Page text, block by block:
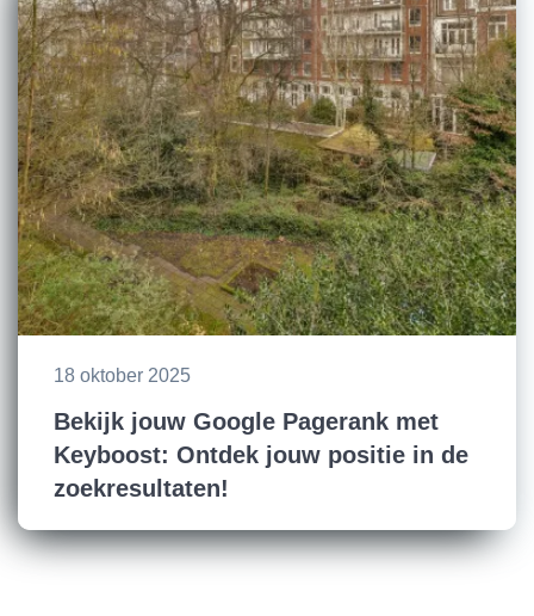
18 oktober 2025
Bekijk jouw Google Pagerank met
Keyboost: Ontdek jouw positie in de
zoekresultaten!